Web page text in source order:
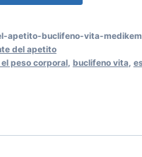
apetito-buclifeno-vita-medikem
del apetito
peso corporal, buclifeno vita,